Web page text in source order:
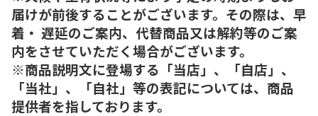
届けが前後することがございます。その際は、早
着・ 遅延のご案内、代替商品又は解約等のご案
内をさせていただく場合がございます。
※商品説明文に登場する「当店」、「自店」、
「当社」、「自社」等の表記については、商品
提供者を指しております。